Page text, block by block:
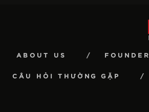
ABOUT US FOUNDER
CÂU HỎI THƯỜNG GẶP